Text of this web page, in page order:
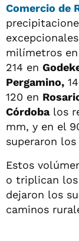
Comercio de
milímetros en
214 en
Pergamino,
120 en
Córdobalos
mm, y en el
superaron los
Estos
o triplican
dejaron los
caminos